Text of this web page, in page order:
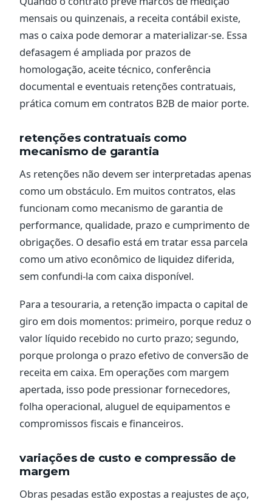
mensais ou quinzenais, a receita contábil existe,
mas o caixa pode demorar a materializar-se. Essa
defasagem é ampliada por prazos de
homologação, aceite técnico, conferência
documental e eventuais retenções contratuais,
prática comum em contratos B2B de maior porte.
retenções contratuais como
mecanismo de garantia
As retenções não devem ser interpretadas apenas
como um obstáculo. Em muitos contratos, elas
funcionam como mecanismo de garantia de
performance, qualidade, prazo e cumprimento de
obrigações. O desafio está em tratar essa parcela
como um ativo econômico de liquidez diferida,
sem confundi-la com caixa disponível.
Para a tesouraria, a retenção impacta o capital de
giro em dois momentos: primeiro, porque reduz o
valor líquido recebido no curto prazo; segundo,
porque prolonga o prazo efetivo de conversão de
receita em caixa. Em operações com margem
apertada, isso pode pressionar fornecedores,
folha operacional, aluguel de equipamentos e
compromissos fiscais e financeiros.
variações de custo e compressão de
margem
Obras pesadas estão expostas a reajustes de aço,